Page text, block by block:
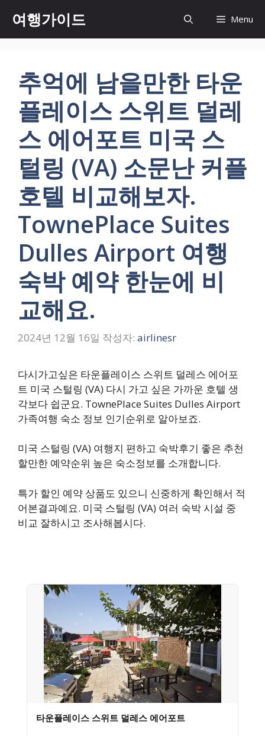
츠
여행가이드 Menu
추억에 남을만한 타운
플레이스 스위트 덜레
스 에어포트 미국 스
털링 (VA) 소문난 커플
호텔 비교해보자.
TownePlace Suites
Dulles Airport 여행
숙박 예약 한눈에 비
교해요.
2024년 12월 16일 작성자: airlinesr
다시가고싶은 타운플레이스 스위트 덜레스 에어포
트 미국 스털링 (VA) 다시 가고 싶은 가까운 호텔 생
각보다 쉽군요. TownePlace Suites Dulles Airport
가족여행 숙소 정보 인기순위로 알아보죠.
미국 스털링 (VA) 여행지 편하고 숙박후기 좋은 추천
할만한 예약순위 높은 숙소정보를 소개합니다.
특가 할인 예약 상품도 있으니 신중하게 확인해서 적
어본결과예요. 미국 스털링 (VA) 여러 숙박 시설 중
비교 잘하시고 조사해봅시다.
타운플레이스 스위트 덜레스 에어포트